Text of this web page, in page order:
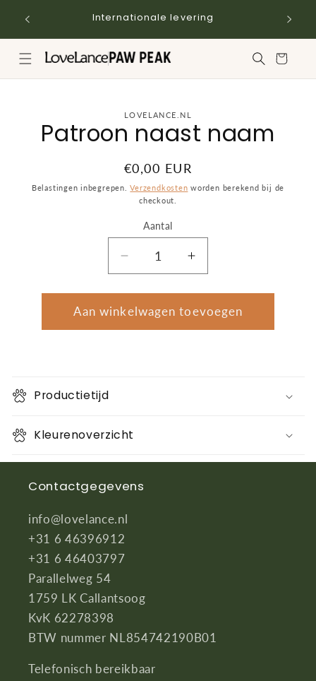
naar de
Internationale levering
Winkelwagen
LOVELANCE.NL
Patroon naast naam
Normale
prijs
€0,00 EUR
Belastingen inbegrepen.Verzendkosten worden berekend bij de
checkout.
Aantal
Aantal
Aantal
verlagen
voor
Patroon
naast
Aantal
verhogen
voor
Patroon
naast
Aan winkelwagen toevoegen
Productietijd
Kleurenoverzicht
Contactgegevens
info@lovelance.nl
+31 6 46396912
+31 6 46403797
Parallelweg 54
1759 LK Callantsoog
KvK 62278398
BTW nummer NL854742190B01
Telefonisch bereikbaar